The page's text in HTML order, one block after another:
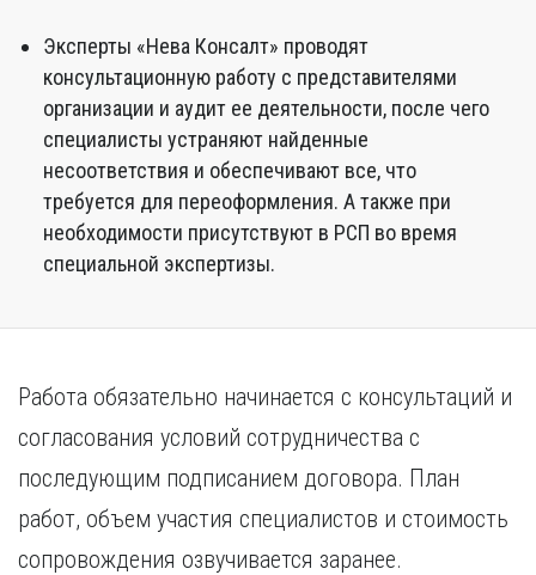
Эксперты «Нева Консалт» проводят
консультационную работу с представителями
организации и аудит ее деятельности, после чего
специалисты устраняют найденные
несоответствия и обеспечивают все, что
требуется для переоформления. А также при
необходимости присутствуют в РСП во время
специальной экспертизы.
Работа обязательно начинается с консультаций и
согласования условий сотрудничества с
последующим подписанием договора. План
работ, объем участия специалистов и стоимость
сопровождения озвучивается заранее.